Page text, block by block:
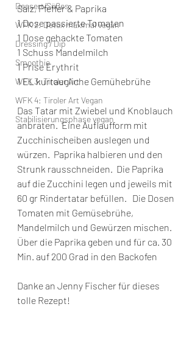
Dessert/Süßes
WFK 2: Detox maximal vegan
Dressing / Dip
Smoothie
WFK 3: Tiroler Art
WFK 4: Tiroler Art Vegan
Stabilisierungsphase vegan
Salz, Pfeffer & Paprika
1 Dose passierte Tomaten
1 Dose gehackte Tomaten
1 Schuss Mandelmilch
1 Prise Erythrit
1 EL kurtaugliche Gemühebrühe
Das Tatar mit Zwiebel und Knoblauch
anbraten.  Eine Auflaufform mit
Zucchinischeiben auslegen und
würzen.  Paprika halbieren und den
Strunk rausschneiden.  Die Paprika
auf die Zucchini legen und jeweils mit
60 gr Rindertatar befüllen.   Die Dosen
Tomaten mit Gemüsebrühe,
Mandelmilch und Gewürzen mischen.
Über die Paprika geben und für ca. 30
Min. auf 200 Grad in den Backofen
Danke an Jenny Fischer für dieses
tolle Rezept!